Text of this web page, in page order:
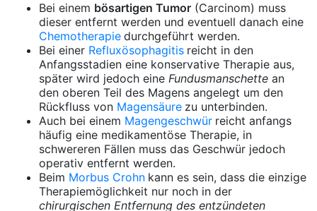
Bei einem bösartigen Tumor (Carcinom) muss
dieser entfernt werden und eventuell danach eine
Chemotherapie durchgeführt werden.
Bei einer Refluxösophagitis reicht in den
Anfangsstadien eine konservative Therapie aus,
später wird jedoch eine Fundusmanschette an
den oberen Teil des Magens angelegt um den
Rückfluss von Magensäure zu unterbinden.
Auch bei einem Magengeschwür reicht anfangs
häufig eine medikamentöse Therapie, in
schwereren Fällen muss das Geschwür jedoch
operativ entfernt werden.
Beim Morbus Crohn kann es sein, dass die einzige
Therapiemöglichkeit nur noch in der
chirurgischen Entfernung des entzündeten